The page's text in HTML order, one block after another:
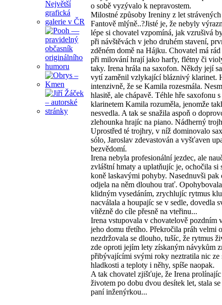
o sobě vyzývalo k nepravostem.
Milostné způsoby Ireniny z let strávených
Fantově mlýně..?Jisté je, že nebyly
lépe si chovatel vzpomíná, jak vzrušivá
při návštěvách v jeho druhém stavení,
zděném domě na Hájku. Chovatel má
při milování hrají jako harfy, flétny či
taky. Irena hrála na saxofon. Někdy její
vytí zaměnil vzlykající bláznivý klarinet.
intenzivně, že se Kamila rozesmála.
hlasitě, ale chápavě. Téhle hře saxofonu s
klarinetem Kamila rozuměla, jenomže
nesvedla. A tak se snažila aspoň o
zlehounka hrajíc na piano. Nádherný
Uprostřed té trojhry, v níž dominovalo
sólo, Jaroslav zdevastován a vyšťaven
bezvědomí.
Irena nebyla profesionální jezdec, ale
zvláštní hmaty a uplatňujíc je, ochočila si
koně laskavými pohyby. Nasednuvši pak
odjela na něm dlouhou trať.
klidným vysedáním, zrychlujíc rytmus
nacválala a houpajíc se v sedle, dovedla
vítězně do cíle přesně na vteřinu...
Irena vstupovala v chovatelově pozdním
jeho domu třetího. Překročila práh velmi
nezdržovala se dlouho, tušíc, že rytmus
zde oproti jejím lety získaným návykům
přibývajícími svými roky neztratila nic ze
hladkosti a teploty i něhy, spíše naopak.
A tak chovatel zjišťuje, že Irena prolínajíc
životem po dobu dvou desítek let, stala
paní inženýrkou...